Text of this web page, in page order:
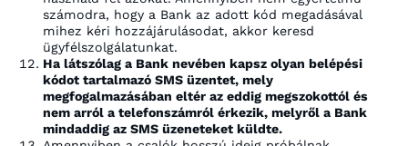
számodra, hogy a Bank az adott kód megadásával
mihez kéri hozzájárulásodat, akkor keresd
ügyfélszolgálatunkat.
Ha látszólag a Bank nevében kapsz olyan belépési
kódot tartalmazó SMS üzentet, mely
megfogalmazásában eltér az eddig megszokottól és
nem arról a telefonszámról érkezik, melyről a Bank
mindaddig az SMS üzeneteket küldte.